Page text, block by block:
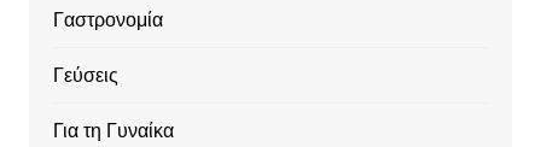
Γαστρονομία
Γεύσεις
Για τη Γυναίκα